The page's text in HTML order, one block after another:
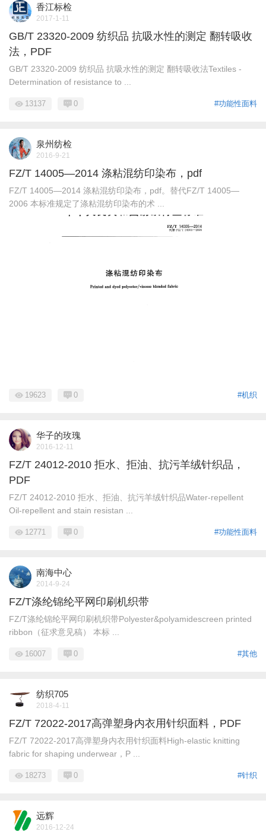
香江标检
2017-1-11
GB/T 23320-2009 纺织品 抗吸水性的测定 翻转吸收
法，PDF
GB/T 23320-2009 纺织品 抗吸水性的测定 翻转吸收法Textiles -
Determination of resistance to ...
#功能性面料
13137 0
泉州纺检
2016-9-21
FZ/T 14005—2014 涤粘混纺印染布，pdf
FZ/T 14005—2014 涤粘混纺印染布，pdf。替代FZ/T 14005—
2006 本标准规定了涤粘混纺印染布的术 ...
#机织
19623 0
华子的玫瑰
2016-12-11
FZ/T 24012-2010 拒水、拒油、抗污羊绒针织品，
PDF
FZ/T 24012-2010 拒水、拒油、抗污羊绒针织品Water-repellent
Oil-repellent and stain resistan ...
#功能性面料
12771 0
南海中心
2014-9-24
FZ/T涤纶锦纶平网印刷机织带
FZ/T涤纶锦纶平网印刷机织带Polyester&polyamidescreen printed
ribbon（征求意见稿） 本标 ...
#其他
16007 0
纺织705
2018-4-11
FZ/T 72022-2017高弹塑身内衣用针织面料，PDF
FZ/T 72022-2017高弹塑身内衣用针织面料High-elastic knitting
fabric for shaping underwear，P ...
#针织
18273 0
远辉
2016-12-24